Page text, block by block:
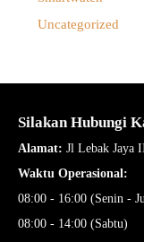
Uncategorized
Silakan Hubungi
Alamat: Jl Lebak Jaya
Waktu Operasional:
08:00 - 16:00 (Senin -
08:00 - 14:00 (Sabtu)